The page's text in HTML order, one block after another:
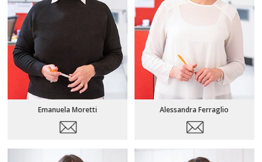
Emanuela Moretti Alessandra Ferraglio